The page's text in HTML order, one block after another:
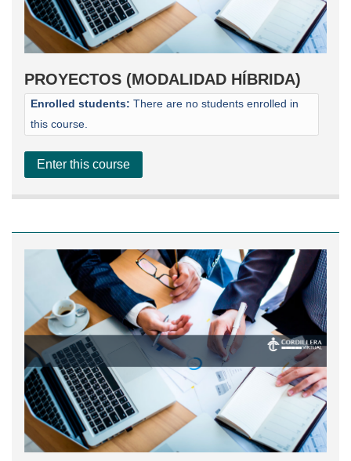
PROYECTOS (MODALIDAD HÍBRIDA)
Enrolled students: There are no students enrolled in
this course.
Enter this course